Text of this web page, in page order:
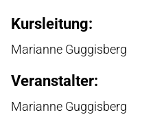
Kursleitung:
Marianne Guggisberg
Veranstalter:
Marianne Guggisberg